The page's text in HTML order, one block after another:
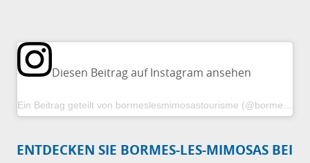
Diesen Beitrag auf Instagram ansehen
ENTDECKEN SIE BORMES-LES-MIMOSAS BEI